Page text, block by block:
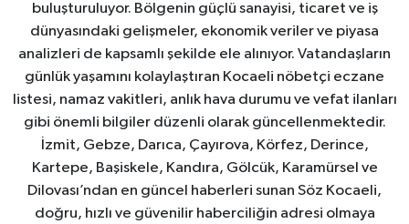
buluşturuluyor. Bölgenin güçlü sanayisi, ticaret ve iş
dünyasındaki gelişmeler, ekonomik veriler ve piyasa
analizleri de kapsamlı şekilde ele alınıyor. Vatandaşların
günlük yaşamını kolaylaştıran Kocaeli nöbetçi eczane
listesi, namaz vakitleri, anlık hava durumu ve vefat ilanları
gibi önemli bilgiler düzenli olarak güncellenmektedir.
İzmit, Gebze, Darıca, Çayırova, Körfez, Derince,
Kartepe, Başiskele, Kandıra, Gölcük, Karamürsel ve
Dilovası’ndan en güncel haberleri sunan Söz Kocaeli,
doğru, hızlı ve güvenilir haberciliğin adresi olmaya